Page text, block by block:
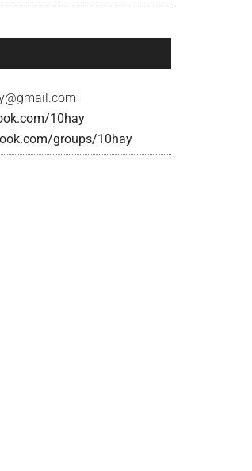
10hay
groups/10hay